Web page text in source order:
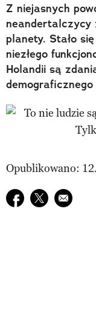
Z niejasnych
neandertalczycy
planety. Stało
niezłego
Holandii są
demograficznego
Opublikowano:
Udostępnij na
Udostępnij
E-mail